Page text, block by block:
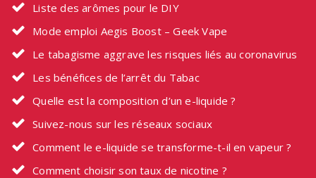
Liste des arômes pour le DIY
Mode emploi Aegis Boost – Geek Vape
Le tabagisme aggrave les risques liés au coronavirus
Les bénéfices de l’arrêt du Tabac
Quelle est la composition d’un e-liquide ?
Suivez-nous sur les réseaux sociaux
Comment le e-liquide se transforme-t-il en vapeur ?
Comment choisir son taux de nicotine ?